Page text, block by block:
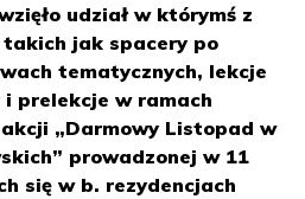
udział w którymś z
jak spacery po
tematycznych, lekcje
prelekcje w ramach
„Darmowy Listopad w
prowadzonej w 11
się w b. rezydencjach